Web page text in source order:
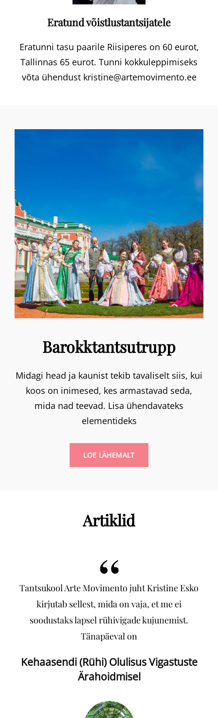
Eratund võistlustantsijatele
Eratunni tasu paarile Riisiperes on 60 eurot,
Tallinnas 65 eurot. Tunni kokkuleppimiseks
võta ühendust kristine@artemovimento.ee
Barokktantsutrupp
Midagi head ja kaunist tekib tavaliselt siis, kui
koos on inimesed, kes armastavad seda,
mida nad teevad. Lisa ühendavateks
elementideks
LOE LÄHEMALTBAROKKTANTSUTRUPP
Artiklid
Tantsukool Arte Movimento juht Kristine Esko
kirjutab sellest, mida on vaja, et me ei
soodustaks lapsel rühivigade kujunemist.
Tänapäeval on
Kehaasendi (rühi) Olulisus Vigastuste
Ärahoidmisel